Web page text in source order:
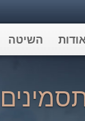
השיטה